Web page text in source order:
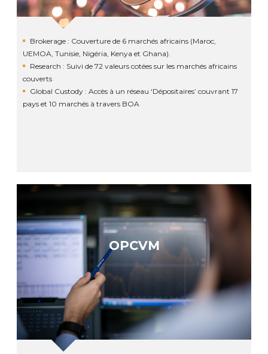
Brokerage : Couverture de 6 marchés africains (Maroc,
UEMOA, Tunisie, Nigéria, Kenya et Ghana).
Research : Suivi de 72 valeurs cotées sur les marchés africains
couverts
Global Custody : Accès à un réseau ‘Dépositaires’ couvrant 17
pays et 10 marchés à travers BOA
OPCVM